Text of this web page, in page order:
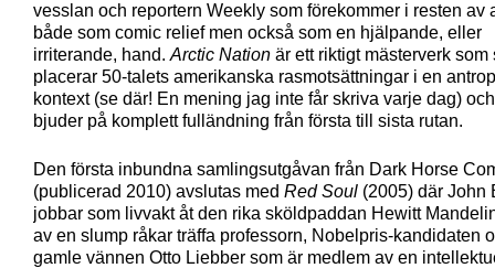
vesslan och reportern Weekly som förekommer i resten av
både som comic relief men också som en hjälpande, eller
irriterande, hand. Arctic Nation är ett riktigt mästerverk som
placerar 50-talets amerikanska rasmotsättningar i en
kontext (se där! En mening jag inte får skriva varje dag)
bjuder på komplett fulländning från första till sista rutan.
Den första inbundna samlingsutgåvan från Dark Horse
(publicerad 2010) avslutas med Red Soul (2005) där John
jobbar som livvakt åt den rika sköldpaddan Hewitt
av en slump råkar träffa professorn, Nobelpris-kandidaten
gamle vännen Otto Liebber som är medlem av en